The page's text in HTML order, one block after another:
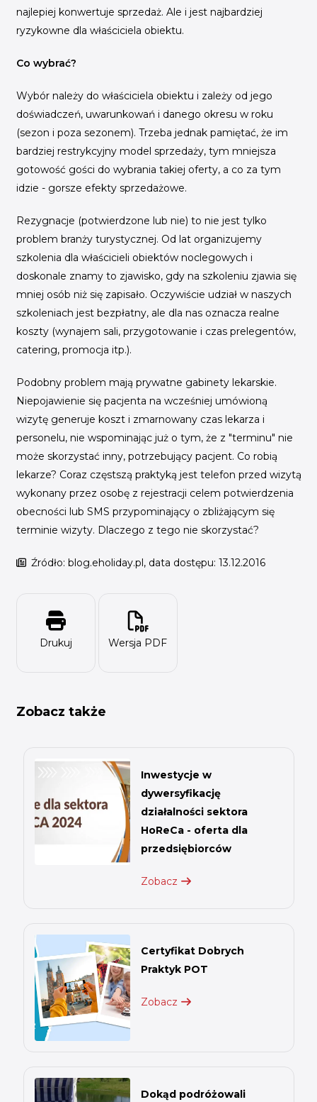
najlepiej konwertuje sprzedaż. Ale i jest najbardziej
ryzykowne dla właściciela obiektu.
Co wybrać?
Wybór należy do właściciela obiektu i zależy od jego
doświadczeń, uwarunkowań i danego okresu w roku
(sezon i poza sezonem). Trzeba jednak pamiętać, że im
bardziej restrykcyjny model sprzedaży, tym mniejsza
gotowość gości do wybrania takiej oferty, a co za tym
idzie - gorsze efekty sprzedażowe.
Rezygnacje (potwierdzone lub nie) to nie jest tylko
problem branży turystycznej. Od lat organizujemy
szkolenia dla właścicieli obiektów noclegowych i
doskonale znamy to zjawisko, gdy na szkoleniu zjawia się
mniej osób niż się zapisało. Oczywiście udział w naszych
szkoleniach jest bezpłatny, ale dla nas oznacza realne
koszty (wynajem sali, przygotowanie i czas prelegentów,
catering, promocja itp.).
Podobny problem mają prywatne gabinety lekarskie.
Niepojawienie się pacjenta na wcześniej umówioną
wizytę generuje koszt i zmarnowany czas lekarza i
personelu, nie wspominając już o tym, że z "terminu" nie
może skorzystać inny, potrzebujący pacjent. Co robią
lekarze? Coraz częstszą praktyką jest telefon przed wizytą
wykonany przez osobę z rejestracji celem potwierdzenia
obecności lub SMS przypominający o zbliżającym się
terminie wizyty. Dlaczego z tego nie skorzystać?
Źródło: blog.eholiday.pl, data dostępu: 13.12.2016
Drukuj Wersja PDF
Zobacz także
Inwestycje w
dywersyfikację
działalności sektora
HoReCa - oferta dla
przedsiębiorców
Zobacz
Certyfikat Dobrych
Praktyk POT
Zobacz
Dokąd podróżowali